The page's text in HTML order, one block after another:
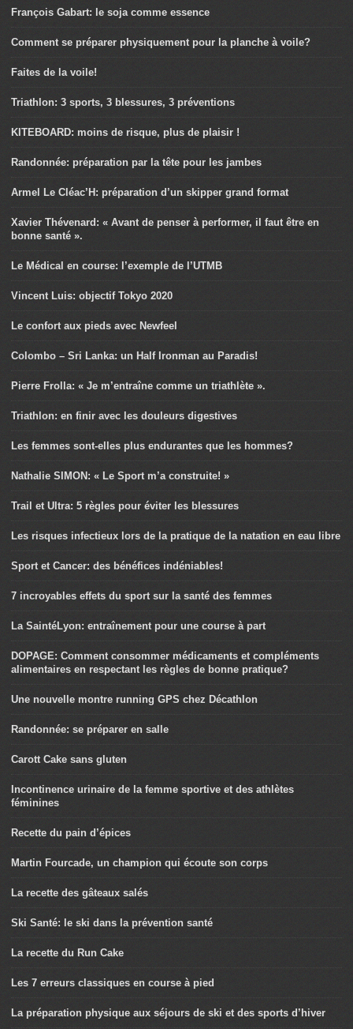
François Gabart: le soja comme essence
Comment se préparer physiquement pour la planche à voile?
Faites de la voile!
Triathlon: 3 sports, 3 blessures, 3 préventions
KITEBOARD: moins de risque, plus de plaisir !
Randonnée: préparation par la tête pour les jambes
Armel Le Cléac’H: préparation d’un skipper grand format
Xavier Thévenard: « Avant de penser à performer, il faut être en
bonne santé ».
Le Médical en course: l’exemple de l’UTMB
Vincent Luis: objectif Tokyo 2020
Le confort aux pieds avec Newfeel
Colombo – Sri Lanka: un Half Ironman au Paradis!
Pierre Frolla: « Je m’entraîne comme un triathlète ».
Triathlon: en finir avec les douleurs digestives
Les femmes sont-elles plus endurantes que les hommes?
Nathalie SIMON: « Le Sport m’a construite! »
Trail et Ultra: 5 règles pour éviter les blessures
Les risques infectieux lors de la pratique de la natation en eau libre
Sport et Cancer: des bénéfices indéniables!
7 incroyables effets du sport sur la santé des femmes
La SaintéLyon: entraînement pour une course à part
DOPAGE: Comment consommer médicaments et compléments
alimentaires en respectant les règles de bonne pratique?
Une nouvelle montre running GPS chez Décathlon
Randonnée: se préparer en salle
Carott Cake sans gluten
Incontinence urinaire de la femme sportive et des athlètes
féminines
Recette du pain d’épices
Martin Fourcade, un champion qui écoute son corps
La recette des gâteaux salés
Ski Santé: le ski dans la prévention santé
La recette du Run Cake
Les 7 erreurs classiques en course à pied
La préparation physique aux séjours de ski et des sports d’hiver